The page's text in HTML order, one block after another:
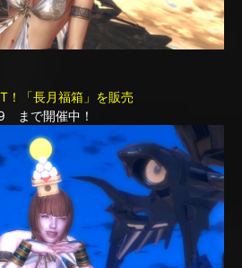
！「長月福箱」を販売
で開催中！